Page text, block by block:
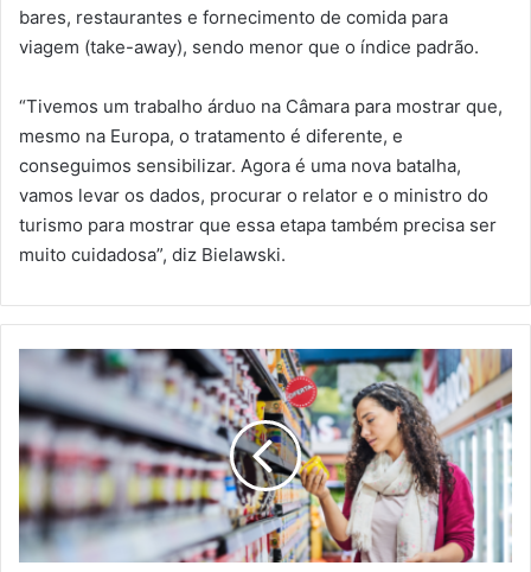
bares, restaurantes e fornecimento de comida para
viagem (take-away), sendo menor que o índice padrão.
“Tivemos um trabalho árduo na Câmara para mostrar que,
mesmo na Europa, o tratamento é diferente, e
conseguimos sensibilizar. Agora é uma nova batalha,
vamos levar os dados, procurar o relator e o ministro do
turismo para mostrar que essa etapa também precisa ser
muito cuidadosa”, diz Bielawski.
Apesar
de
inflação
desacelerada,
a
revisa
para
baixo